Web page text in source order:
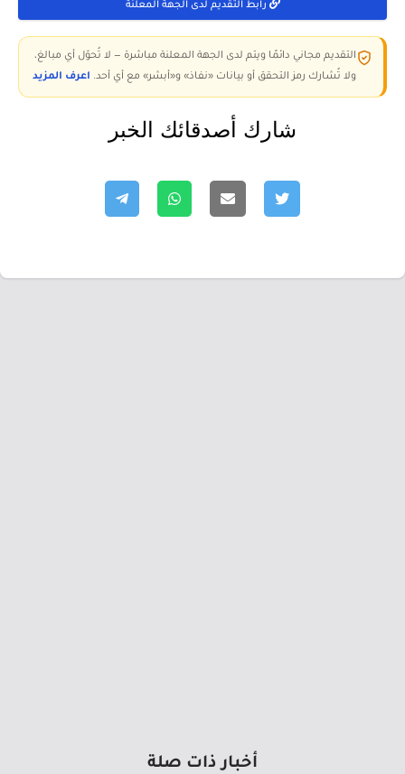
رابط التقديم لدى الجهة المعلنة
التقديم مجاني دائمًا ويتم لدى الجهة المعلنة مباشرة — لا تُحوّل أي مبالغ،
ولا تُشارك رمز التحقق أو بيانات «نفاذ» و«أبشر» مع أي أحد. اعرف المزيد
شارك أصدقائك الخبر
أخبار ذات صلة